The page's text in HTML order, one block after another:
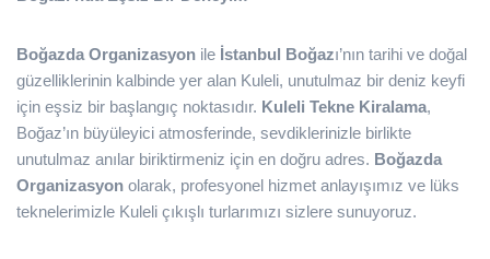
Boğazda Organizasyon ile İstanbul Boğazı’nın tarihi ve doğal
güzelliklerinin kalbinde yer alan Kuleli, unutulmaz bir deniz keyfi
için eşsiz bir başlangıç noktasıdır. Kuleli Tekne Kiralama,
Boğaz’ın büyüleyici atmosferinde, sevdiklerinizle birlikte
unutulmaz anılar biriktirmeniz için en doğru adres. Boğazda
Organizasyon olarak, profesyonel hizmet anlayışımız ve lüks
teknelerimizle Kuleli çıkışlı turlarımızı sizlere sunuyoruz.